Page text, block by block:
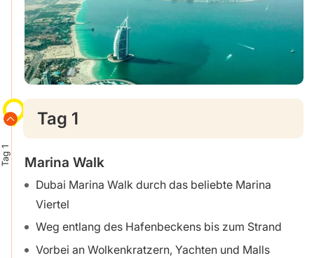
Tag 1
Tag 1
Marina Walk
Dubai Marina Walk durch das beliebte Marina
Viertel
Weg entlang des Hafenbeckens bis zum Strand
Vorbei an Wolkenkratzern, Yachten und Malls